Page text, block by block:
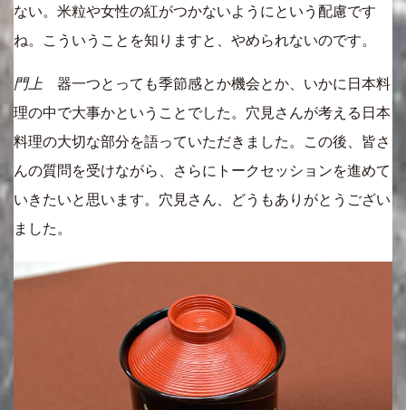
ない。米粒や女性の紅がつかないようにという配慮です
ね。こういうことを知りますと、やめられないのです。
門上 器一つとっても季節感とか機会とか、いかに日本料
理の中で大事かということでした。穴見さんが考える日本
料理の大切な部分を語っていただきました。この後、皆さ
んの質問を受けながら、さらにトークセッションを進めて
いきたいと思います。穴見さん、どうもありがとうござい
ました。